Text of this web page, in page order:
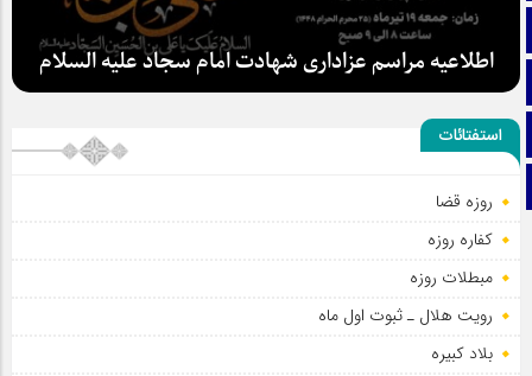
آپارات
اینستاگرام
اطلاعیه مراسم عزاداری شهادت امام سجاد علیه السلام
استفتائات
روزه قضا
کفاره روزه
مبطلات روزه
رویت هلال ـ ثبوت اول ماه
بلاد کبیره